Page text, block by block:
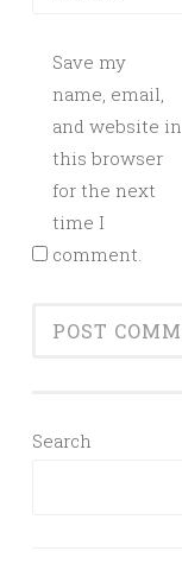
Save my
name, email,
and website in
this browser
for the next
time I
comment.
Search